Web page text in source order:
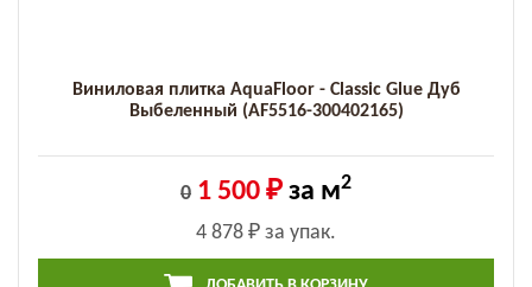
Виниловая плитка AquaFloor - Classic Glue Дуб
Выбеленный (AF5516-300402165)
0 1 500 ₽ за м2
4 878 ₽ за упак.